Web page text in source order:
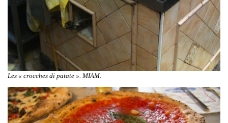
Les « crocches di patate ». MIAM.